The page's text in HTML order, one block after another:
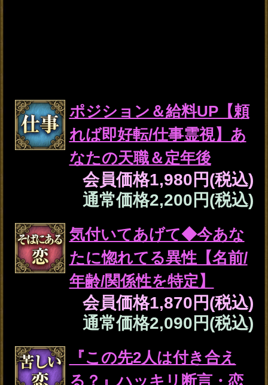
※全角15文字以内、省略可
一部使用できない文字がございます。
月 日
※必須
あの人の性別は、あなたと逆の性別が
自動的に設定されます。
入力した情報を記録しますか？
「2人の宿縁と恋運命を占う」「あの人
の恋心と全本心を占う」をタップする
と、鑑定結果の一部を無料でご覧になれ